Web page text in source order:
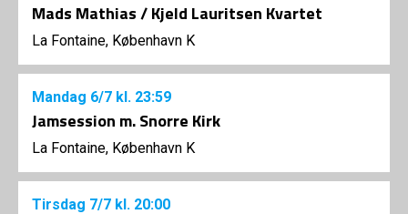
Mads Mathias / Kjeld Lauritsen Kvartet
La Fontaine, København K
Mandag 6/7 kl. 23:59
Jamsession m. Snorre Kirk
La Fontaine, København K
Tirsdag 7/7 kl. 20:00